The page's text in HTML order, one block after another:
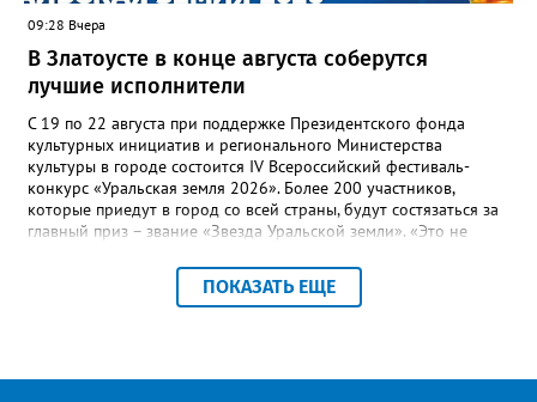
09:28 Вчера
В Златоусте в конце августа соберутся
лучшие исполнители
С 19 по 22 августа при поддержке Президентского фонда
культурных инициатив и регионального Министерства
культуры в городе состоится IV Всероссийский фестиваль-
конкурс «Уральская земля 2026». Более 200 участников,
которые приедут в город со всей страны, будут состязаться за
главный приз – звание «Звезда Уральской земли». «Это не
прослушивания участников, мастер-классы от ведущих
наставников, выступления победителей прошлых лет и
Челябинской, Свердловской, Курганской, Оренбургской
ПОКАЗАТЬ ЕЩЕ